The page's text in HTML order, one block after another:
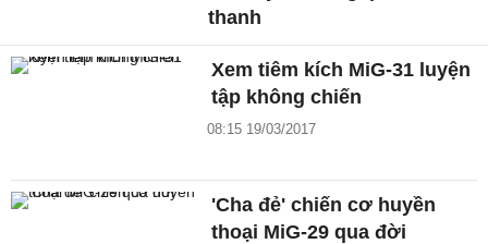
thanh
Xem tiêm kích MiG-31 luyện
tập không chiến
08:15 19/03/2017
'Cha đẻ' chiến cơ huyền
thoại MiG-29 qua đời